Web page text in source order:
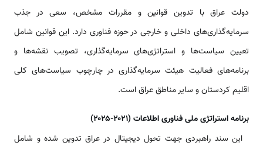
دولت عراق با تدوین قوانین و مقررات مشخص، سعی در جذب
سرمایه‌گذاری‌های داخلی و خارجی در حوزه فناوری دارد. این قوانین شامل
تعیین سیاست‌ها و استراتژی‌های سرمایه‌گذاری، تصویب نقشه‌ها و
برنامه‌های فعالیت هیئت سرمایه‌گذاری در چارچوب سیاست‌های کلی
اقلیم کردستان و سایر مناطق عراق است.
برنامه استراتژی ملی فناوری اطلاعات (۲۰۲۱-۲۰۲۵)
این سند راهبردی جهت تحول دیجیتال در عراق تدوین شده و شامل